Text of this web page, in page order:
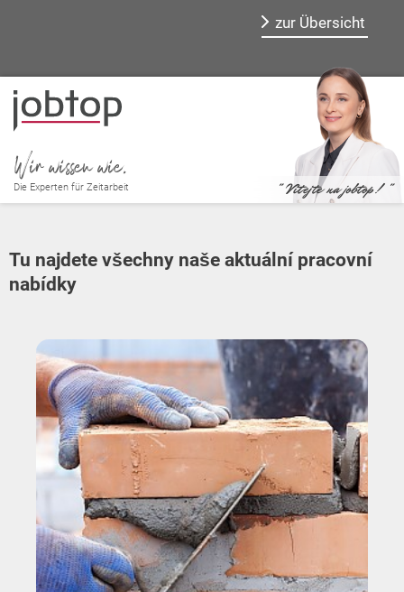
zur Übersicht
" Vítejte na jobtop! "
Wir wissen wie.
Die Experten für Zeitarbeit
Tu najdete všechny naše aktuální pracovní
nabídky